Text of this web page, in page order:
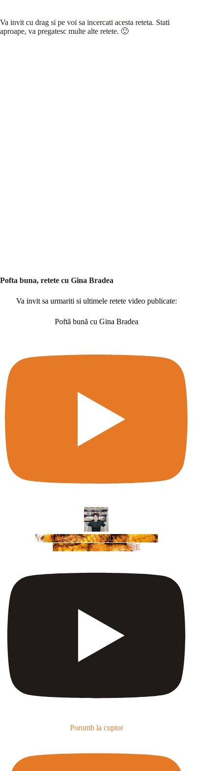
Va invit cu drag si pe voi sa incercati acesta reteta. Stati
aproape, va pregatesc multe alte retete. 🙂
Pofta buna, retete cu Gina Bradea
Va invit sa urmariti si ultimele retete video publicate:
Poftă bună cu Gina Bradea
YouTube Video UCm5llXSLY4CyCX-
zC8XosTw_huaQwN_rBrE
Porumb la cuptor